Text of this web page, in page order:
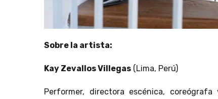
Sobre la artista:
Kay Zevallos Villegas (Lima, Perú)
Performer, directora escénica,